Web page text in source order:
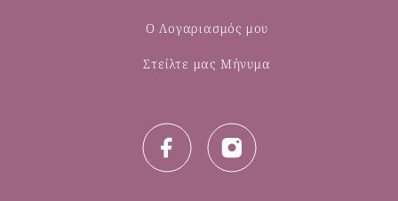
Ο Λογαριασμός μου
Στείλτε μας Μήνυμα